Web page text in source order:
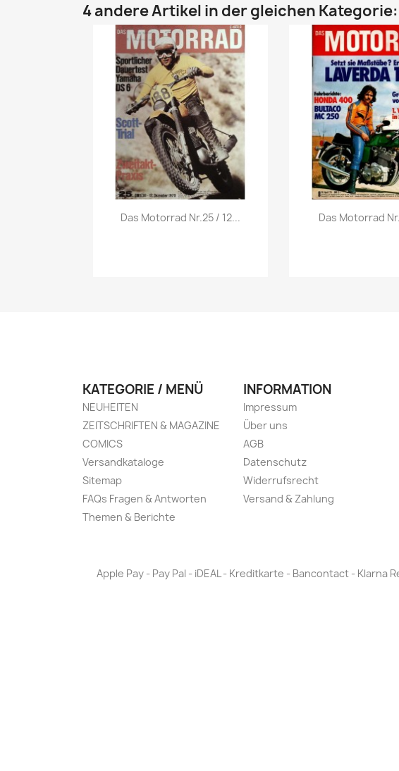
4 andere Artikel in der gleichen Kategorie:
Vorschau
Das Motorrad Nr.25 / 12... 
Das Motorrad
KATEGORIE / MENÜ
NEUHEITEN
ZEITSCHRIFTEN & MAGAZINE
COMICS
Versandkataloge
Sitemap
FAQs Fragen & Antworten
Themen & Berichte
INFORMATION
Impressum
Über uns
AGB
Datenschutz
Widerrufsrecht
Versand & Zahlung
Apple Pay - Pay Pal - iDEAL - Kreditkarte - Bancontact -